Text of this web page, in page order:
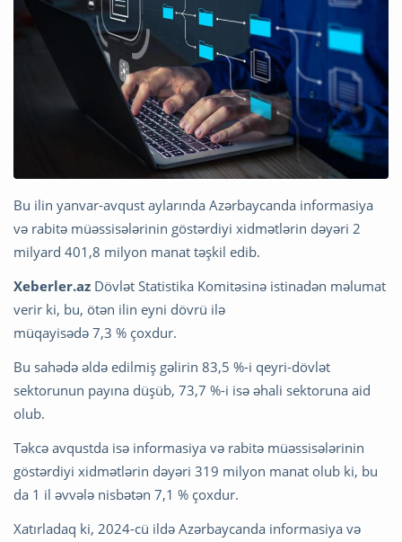
Bu ilin yanvar-avqust aylarında Azərbaycanda informasiya
və rabitə müəssisələrinin göstərdiyi xidmətlərin dəyəri 2
milyard 401,8 milyon manat təşkil edib.
Xeberler.az Dövlət Statistika Komitəsinə istinadən məlumat
verir ki, bu, ötən ilin eyni dövrü ilə
müqayisədə 7,3 % çoxdur.
Bu sahədə əldə edilmiş gəlirin 83,5 %-i qeyri-dövlət
sektorunun payına düşüb, 73,7 %-i isə əhali sektoruna aid
olub.
Təkcə avqustda isə informasiya və rabitə müəssisələrinin
göstərdiyi xidmətlərin dəyəri 319 milyon manat olub ki, bu
da 1 il əvvələ nisbətən 7,1 % çoxdur.
Xatırladaq ki, 2024-cü ildə Azərbaycanda informasiya və